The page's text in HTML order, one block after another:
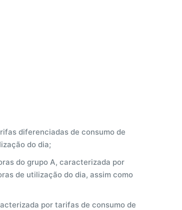
diferenciadas de consumo de
do dia;
do grupo A, caracterizada por
de utilização do dia, assim como
por tarifas de consumo de